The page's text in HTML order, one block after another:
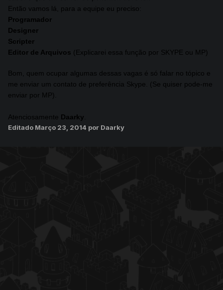
Então vamos lá, para a equipe eu preciso:
Programador
Designer
Scripter
Editor de Arquivos (Explicarei essa função por SKYPE ou MP)
Bom, quem ocupar algumas dessas vagas é só falar no tópico e
me enviar um contato de preferência Skype. (Se quiser pode-me
enviar por MP).
Atenciosamente Daarky
Editado Março 23, 2014 por Daarky